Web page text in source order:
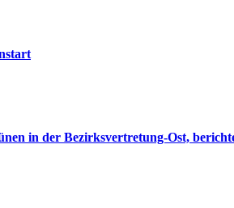
in der Bezirksvertretung-Ost,